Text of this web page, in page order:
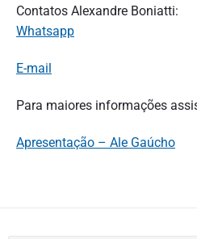
Contatos Alexandre Boniatti:
Whatsapp
E-mail
Para maiores informações
Apresentação – Ale Gaúcho